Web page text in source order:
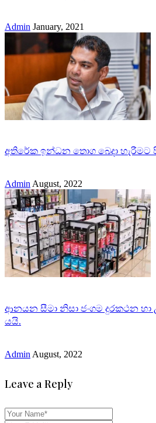
Admin January, 2021
අතිරේක ඉන්ධන තොග බෙදා හැරීමට
Admin August, 2022
ආනයන සීමා නිසා ජංගම දුරකථන හා
යයි.
Admin August, 2022
Leave a Reply